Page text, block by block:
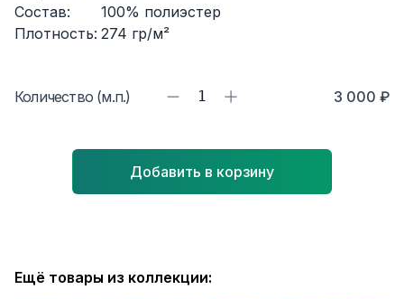
Состав:
100% полиэстер
Плотность: 274 гр/м²
Количество (м.п.) 1 3 000 ₽
Добавить в корзину
Ещё товары из коллекции: